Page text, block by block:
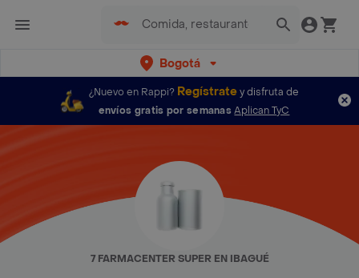
Bogotá
¿Nuevo en Rappi? Regístratey disfruta de
envíos gratis por semanas Aplican TyC
7 FARMACENTER SUPER EN IBAGUÉ